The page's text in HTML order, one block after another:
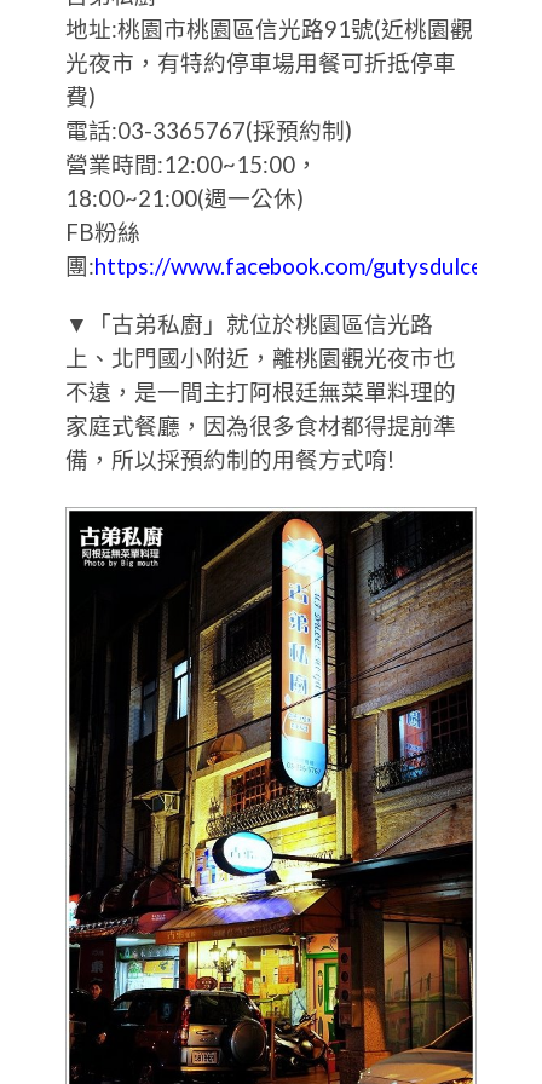
地址:桃園市桃園區信光路91號(近桃園觀
光夜市，有特約停車場用餐可折抵停車
費)
電話:03-3365767(採預約制)
營業時間:12:00~15:00，
18:00~21:00(週一公休)
FB粉絲
團:https://www.facebook.com/
▼「古弟私廚」就位於桃園區信光路
上、北門國小附近，離桃園觀光夜市也
不遠，是一間主打阿根廷無菜單料理的
家庭式餐廳，因為很多食材都得提前準
備，所以採預約制的用餐方式唷!